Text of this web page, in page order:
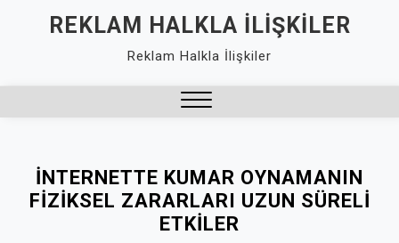
REKLAM HALKLA İLIŞKILER
Reklam Halkla İlişkiler
İNTERNETTE KUMAR OYNAMANIN
FIZIKSEL ZARARLARI UZUN SÜRELI
ETKILER